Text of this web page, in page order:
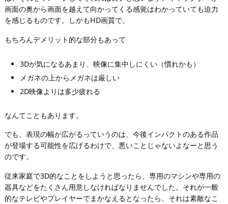
画面の奥から画面を越えて向かってくる感覚はわかっていても迫力
を感じるものです。しかもHD画質で。
もちろんデメリット的な部分もあって
3Dが気になるあまり、映像に集中しにくい（慣れかも）
メガネの上からメガネは厳しい
2D映像よりは多少疲れる
なんてこともあります。
でも、表現の幅が広がるっていうのは、今後インパクトのある作品
が登場する可能性を広げるわけで、悪いことじゃないよなーと思う
のです。
従来家庭で3D的なことをしようと思ったら、専用のマシンや専用の
器具などをたくさん用意しなければなりませんでした。それが一般
的なテレビやプレイヤーでまかなえるとなったら、それは素敵なこ